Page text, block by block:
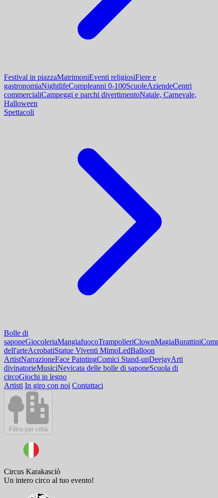
Festival in piazzaMatrimoniEventi religiosiFiere e
gastronomiaNightlifeCompleanni 0-100ScuoleAziendeCentri
commercialiCampeggi e parchi divertimentoNatale, Carnevale,
Halloween
Spettacoli
Bolle di
saponeGiocoleriaMangiafuocoTrampolieriClownMagiaBurattini
dell'arteAcrobatiStatue Viventi MimoLedBalloon
ArtistNarrazioneFace PaintingComici Stand-upDeejayArti
divinatorieMusiciNevicata delle bolle di saponeScuola di
circoGiochi in legno
Artisti In giro con noi Contattaci
Filtra per città
Circus Karakasciò
Un intero circo al tuo evento!